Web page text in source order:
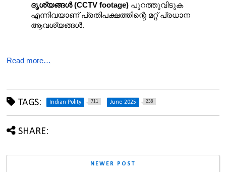
ദൃശ്യങ്ങൾ (CCTV footage) പുറത്തുവിടുക
എന്നിവയാണ് പ്രതിപക്ഷത്തിന്റെ മറ്റ് പ്രധാന
ആവശ്യങ്ങൾ.
Read more…
TAGS: Indian Polity 711 June 2025 238
SHARE:
NEWER POST